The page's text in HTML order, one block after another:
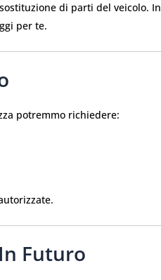
di parti del veicolo. In
per te.
potremmo richiedere:
Futuro